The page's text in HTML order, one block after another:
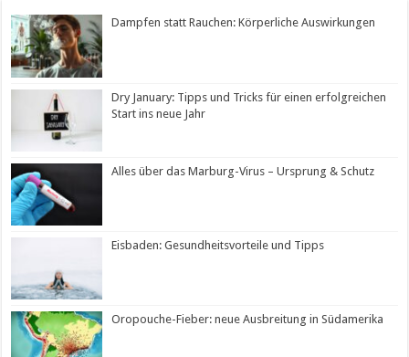
Dampfen statt Rauchen: Körperliche Auswirkungen
Dry January: Tipps und Tricks für einen erfolgreichen
Start ins neue Jahr
Alles über das Marburg-Virus – Ursprung & Schutz
Eisbaden: Gesundheitsvorteile und Tipps
Oropouche-Fieber: neue Ausbreitung in Südamerika